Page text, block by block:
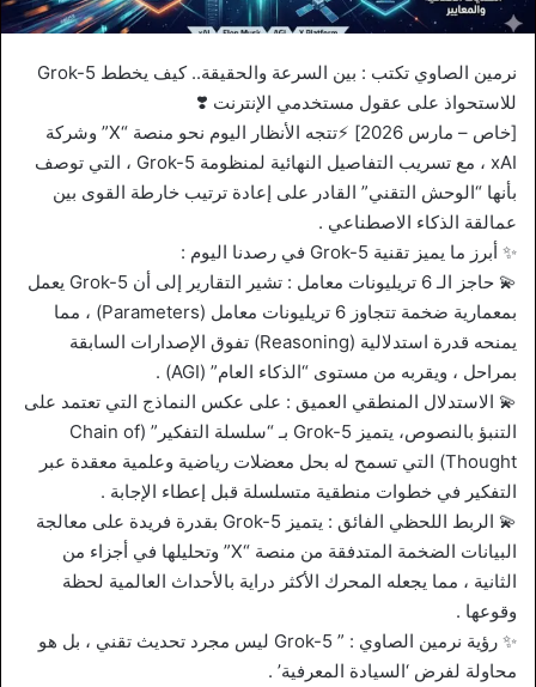
نرمين الصاوي تكتب : بين السرعة والحقيقة.. كيف يخطط Grok-5
للاستحواذ على عقول مستخدمي الإنترنت ❣️
[خاص – مارس 2026] ⚡تتجه الأنظار اليوم نحو منصة “X” وشركة
xAI ، مع تسريب التفاصيل النهائية لمنظومة Grok-5 ، التي توصف
بأنها “الوحش التقني” القادر على إعادة ترتيب خارطة القوى بين
عمالقة الذكاء الاصطناعي .
✨ ​أبرز ما يميز تقنية Grok-5 في رصدنا اليوم :
💫 ​حاجز الـ 6 تريليونات معامل : تشير التقارير إلى أن Grok-5 يعمل
بمعمارية ضخمة تتجاوز 6 تريليونات معامل (Parameters) ، مما
يمنحه قدرة استدلالية (Reasoning) تفوق الإصدارات السابقة
بمراحل ، ويقربه من مستوى “الذكاء العام” (AGI) .
💫​ الاستدلال المنطقي العميق : على عكس النماذج التي تعتمد على
التنبؤ بالنصوص، يتميز Grok-5 بـ “سلسلة التفكير” (Chain of
Thought) التي تسمح له بحل معضلات رياضية وعلمية معقدة عبر
التفكير في خطوات منطقية متسلسلة قبل إعطاء الإجابة .
💫 ​الربط اللحظي الفائق : يتميز Grok-5 بقدرة فريدة على معالجة
البيانات الضخمة المتدفقة من منصة “X” وتحليلها في أجزاء من
الثانية ، مما يجعله المحرك الأكثر دراية بالأحداث العالمية لحظة
وقوعها .
✨​ رؤية نرمين الصاوي : ” Grok-5 ليس مجرد تحديث تقني ، بل هو
محاولة لفرض ‘السيادة المعرفية’ .